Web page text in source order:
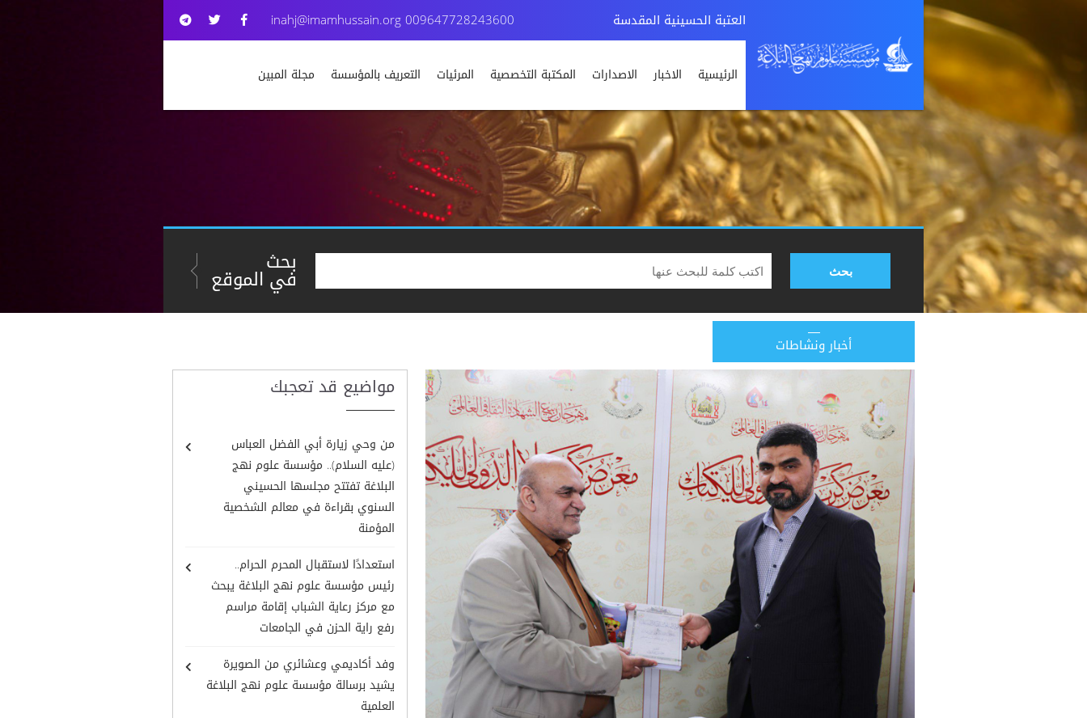
العتبة الحسينية المقدسة 009647728243600
inahj@imamhussain.org
الرئيسية الاخبار الاصدارات المكتبة التخصصية المرئيات التعريف بالمؤسسة مجلة المبين
بحث بحث
في الموقع
أخبار ونشاطات
مواضيع قد تعجبك
من وحي زيارة أبي الفضل العباس
(عليه السلام).. مؤسسة علوم نهج
البلاغة تفتتح مجلسها الحسيني
السنوي بقراءة في معالم الشخصية
المؤمنة
استعدادًا لاستقبال المحرم الحرام..
رئيس مؤسسة علوم نهج البلاغة يبحث
مع مركز رعاية الشباب إقامة مراسم
رفع راية الحزن في الجامعات
وفد أكاديمي وعشائري من الصويرة
يشيد برسالة مؤسسة علوم نهج البلاغة
العلمية